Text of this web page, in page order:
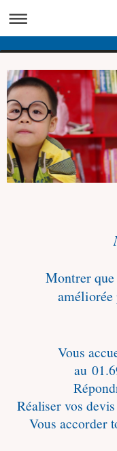
Montrer
améliorée
Vous
au
Réaliser vos
Vous accorder